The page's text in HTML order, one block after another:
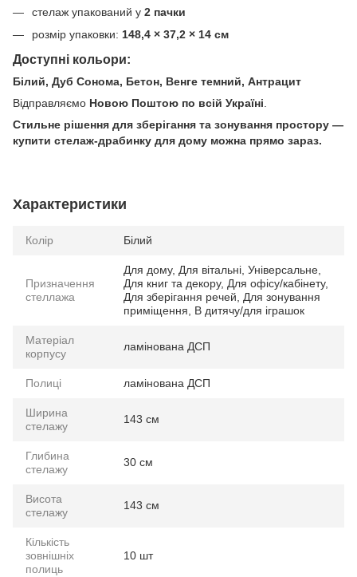
стелаж упакований у 2 пачки
розмір упаковки: 148,4 × 37,2 × 14 см
Доступні кольори:
Білий, Дуб Сонома, Бетон, Венге темний, Антрацит
Відправляємо Новою Поштою по всій Україні
Стильне рішення для зберігання та зонування простору —
купити стелаж-драбинку для дому можна прямо зараз.
Характеристики
Колір Білий
Призначення
стеллажа
Для дому, Для вітальні, Універсальне,
Для книг та декору, Для офісу/кабінету,
Для зберігання речей, Для зонування
приміщення, В дитячу/для іграшок
Матеріал
корпусу
ламінована ДСП
Полиці ламінована ДСП
Ширина
стелажу
143 см
Глибина
стелажу
30 см
Висота
стелажу
143 см
Кількість
зовнішніх
полиць
10 шт